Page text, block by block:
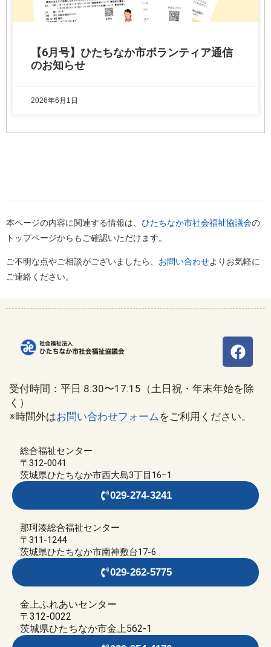
【6月号】ひたちなか市ボランティア通信
のお知らせ
2026年6月1日
本ページの内容に関連する情報は、 ひたちなか市社会福祉協議会の
トップページからもご確認いただけます。
ご不明な点やご相談がございましたら、 お問い合わせよりお気軽に
ご連絡ください。
受付時間：平日 8:30〜17:15（土日祝・年末年始を除
く）
※時間外はお問い合わせフォームをご利用ください。
総合福祉センター
〒312-0041
茨城県ひたちなか市西大島3丁目16−1
029-274-3241
那珂湊総合福祉センター
〒311-1244
茨城県ひたちなか市南神敷台17-6
029-262-5775
金上ふれあいセンター
〒312-0022
茨城県ひたちなか市金上562-1